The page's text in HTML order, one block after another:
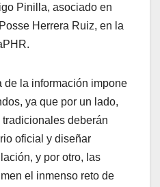
Pinilla, asociado en
Herrera Ruiz, en la
de la información impone
ya que por un lado,
deberán
oficial y diseñar
y por otro, las
el inmenso reto de